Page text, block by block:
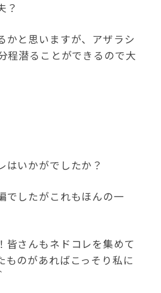
？
かと思いますが、アザラシ
程潜ることができるので大
はいかがでしたか？
でしたがこれもほんの一
皆さんもネドコレを集めて
ものがあればこっそり私に